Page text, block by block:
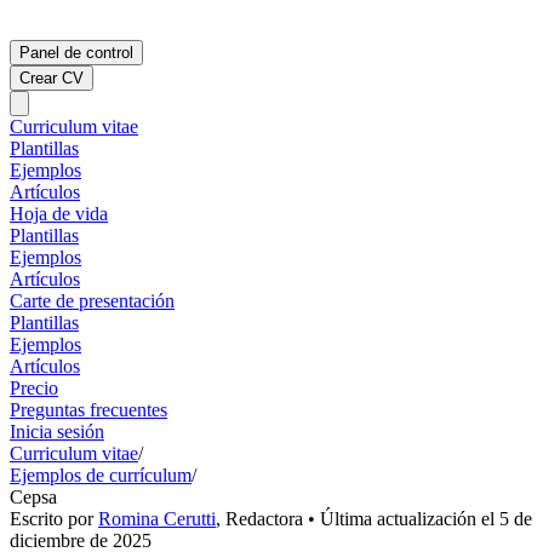
Panel de control
Crear CV
Curriculum vitae
Plantillas
Ejemplos
Artículos
Hoja de vida
Plantillas
Ejemplos
Artículos
Carte de presentación
Plantillas
Ejemplos
Artículos
Precio
Preguntas frecuentes
Inicia sesión
Curriculum vitae/
Ejemplos de currículum/
Cepsa
Escrito porRomina Cerutti, Redactora • Última actualización el 5 de
diciembre de 2025